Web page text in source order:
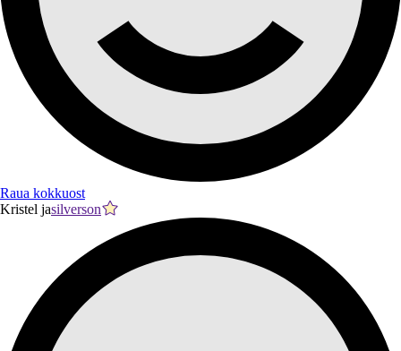
Raua kokkuost
Kristel jasilverson